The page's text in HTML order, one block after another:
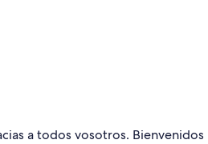
a todos vosotros. Bienvenidos